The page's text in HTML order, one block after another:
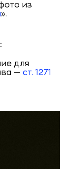
из
».
для
— ст. 1271